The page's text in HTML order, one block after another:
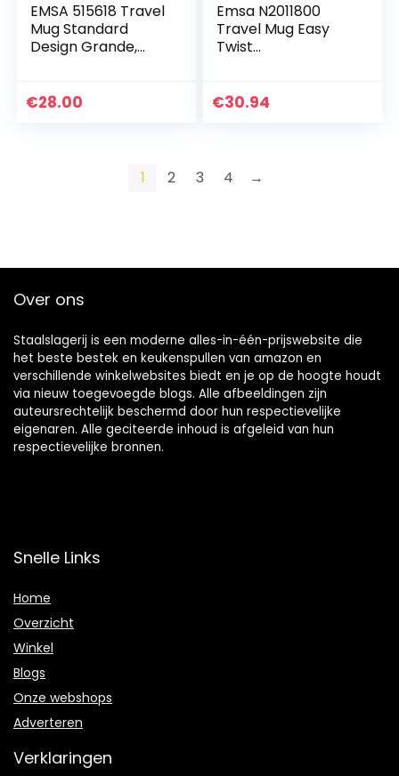
EMSA 515618 Travel
Mug Standard
Design Grande,
€28.00
Emsa N2011800
Travel Mug Easy
Twist
€30.94
1 2 3 4 →
Over ons
Staalslagerij is een moderne alles-in-één-prijswebsite die
het beste bestek en keukenspullen van amazon en
verschillende winkelwebsites biedt en je op de hoogte houdt
via nieuw toegevoegde blogs. Alle afbeeldingen zijn
auteursrechtelijk beschermd door hun respectievelijke
eigenaren. Alle geciteerde inhoud is afgeleid van hun
respectievelijke bronnen.
Snelle Links
Home
Overzicht
Winkel
Blogs
Onze webshops
Adverteren
Verklaringen